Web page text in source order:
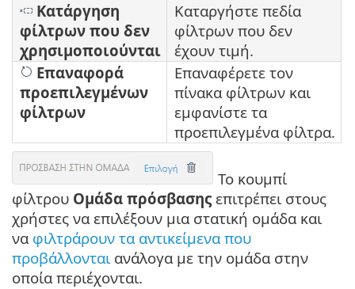
Κατάργηση
φίλτρων που δεν
χρησιμοποιούνται
Καταργήστε πεδία
φίλτρων που δεν
έχουν τιμή.
Επαναφορά
προεπιλεγμένων
φίλτρων
Επαναφέρετε τον
πίνακα φίλτρων και
εμφανίστε τα
προεπιλεγμένα φίλτρα.
Το κουμπί
φίλτρου Ομάδα πρόσβασης επιτρέπει στους
χρήστες να επιλέξουν μια στατική ομάδα και
να φιλτράρουν τα αντικείμενα που
προβάλλονται ανάλογα με την ομάδα στην
οποία περιέχονται.